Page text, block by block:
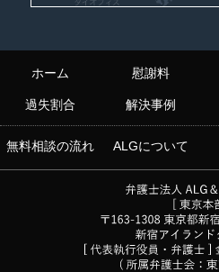
ホーム 慰謝料
過失割合 解決事例
無料相談の流れ ALGについて